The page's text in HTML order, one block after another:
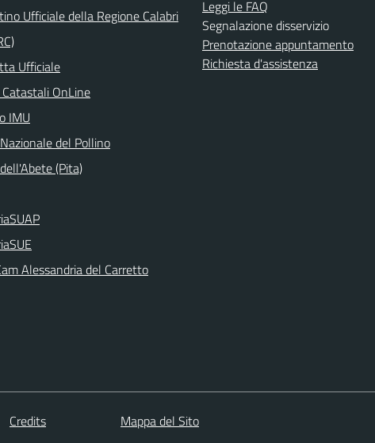
Ufficiale della Regione Calabri
Ufficiale
OnLine
IMU
del Pollino
(Pita)
Alessandria del Carretto
Leggi le FAQ
Segnalazione disservizio
Prenotazione appuntamento
Richiesta d'assistenza
Credits Mappa del Sito